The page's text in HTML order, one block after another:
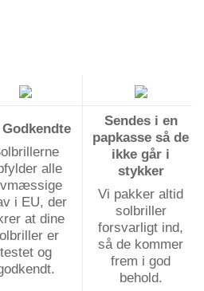
Godkendte
alle
i EU, der
at dine
er
testet og
Sendes i en
papkasse så de
ikke går i
stykker
Vi pakker altid
solbriller
forsvarligt ind,
så de kommer
frem i god
behold.